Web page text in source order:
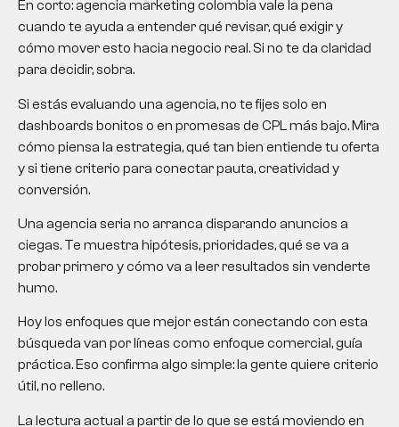
En corto: agencia marketing colombia vale la pena
cuando te ayuda a entender qué revisar, qué exigir y
cómo mover esto hacia negocio real. Si no te da claridad
para decidir, sobra.
Si estás evaluando una agencia, no te fijes solo en
dashboards bonitos o en promesas de CPL más bajo. Mira
cómo piensa la estrategia, qué tan bien entiende tu oferta
y si tiene criterio para conectar pauta, creatividad y
conversión.
Una agencia seria no arranca disparando anuncios a
ciegas. Te muestra hipótesis, prioridades, qué se va a
probar primero y cómo va a leer resultados sin venderte
humo.
Hoy los enfoques que mejor están conectando con esta
búsqueda van por líneas como enfoque comercial, guía
práctica. Eso confirma algo simple: la gente quiere criterio
útil, no relleno.
La lectura actual a partir de lo que se está moviendo en